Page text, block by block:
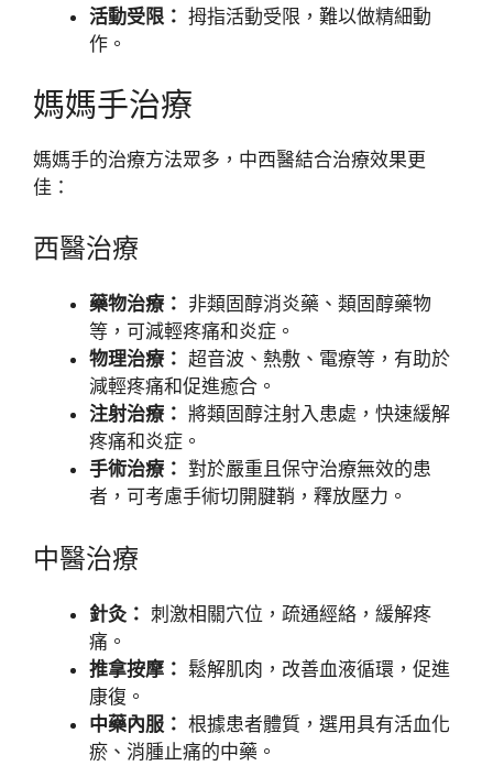
活動受限： 拇指活動受限，難以做精細動
作。
媽媽手治療
媽媽手的治療方法眾多，中西醫結合治療效果更
佳：
西醫治療
藥物治療： 非類固醇消炎藥、類固醇藥物
等，可減輕疼痛和炎症。
物理治療： 超音波、熱敷、電療等，有助於
減輕疼痛和促進癒合。
注射治療： 將類固醇注射入患處，快速緩解
疼痛和炎症。
手術治療： 對於嚴重且保守治療無效的患
者，可考慮手術切開腱鞘，釋放壓力。
中醫治療
針灸： 刺激相關穴位，疏通經絡，緩解疼
痛。
推拿按摩： 鬆解肌肉，改善血液循環，促進
康復。
中藥內服： 根據患者體質，選用具有活血化
瘀、消腫止痛的中藥。